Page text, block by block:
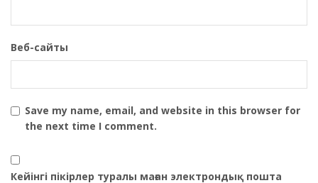
Веб-сайты
Save my name, email, and website in this browser for
the next time I comment.
Кейінгі пікірлер туралы маған электрондық пошта